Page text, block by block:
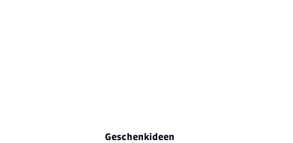
Geschenkideen